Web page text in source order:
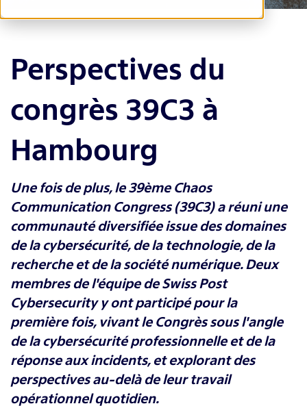
Perspectives du
congrès 39C3 à
Hambourg
Une fois de plus, le 39ème Chaos
Communication Congress (39C3) a réuni une
communauté diversifiée issue des domaines
de la cybersécurité, de la technologie, de la
recherche et de la société numérique. Deux
membres de l'équipe de Swiss Post
Cybersecurity y ont participé pour la
première fois, vivant le Congrès sous l'angle
de la cybersécurité professionnelle et de la
réponse aux incidents, et explorant des
perspectives au-delà de leur travail
opérationnel quotidien.